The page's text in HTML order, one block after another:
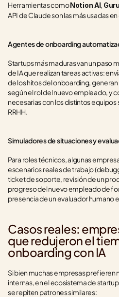
Herramientas como Notion AI, Guru
API de Claude son las más usadas
Agentes de onboarding
Startups más maduras van un paso
de IA que realizan tareas activas:
de los hitos del onboarding,
según el rol del nuevo empleado, y
necesarias con los distintos equipos
RRHH.
Simuladores de situaciones y
Para roles técnicos, algunas
escenarios reales de trabajo
ticket de soporte, revisión de un
progreso del nuevo empleado de
presencia de un evaluador humano
Casos reales:
que redujeron el
onboarding con IA
Si bien muchas empresas prefieren
internas, en el ecosistema de
se repiten patrones similares: